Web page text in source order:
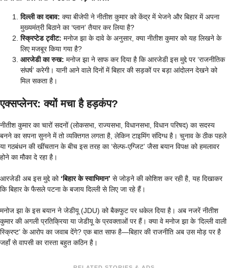
दिल्ली का दबाव: क्या बीजेपी ने नीतीश कुमार को केंद्र में भेजने और बिहार में अपना
मुख्यमंत्री बिठाने का ‘प्लान’ तैयार कर लिया है?
स्क्रिप्टेड ट्वीट: मनोज झा के दावे के अनुसार, क्या नीतीश कुमार को यह लिखने के
लिए मजबूर किया गया है?
आरजेडी का रुख: मनोज झा ने साफ कर दिया है कि आरजेडी इस मुद्दे पर ‘राजनीतिक
संघर्ष’ करेगी। यानी आने वाले दिनों में बिहार की सड़कों पर बड़ा आंदोलन देखने को
मिल सकता है।
एक्सप्लेनर: क्यों मचा है हड़कंप?
नीतीश कुमार का चारों सदनों (लोकसभा, राज्यसभा, विधानसभा, विधान परिषद) का सदस्य
बनने का सपना सुनने में तो व्यक्तिगत लगता है, लेकिन टाइमिंग संदिग्ध है। चुनाव के ठीक पहले
या गठबंधन की खींचतान के बीच इस तरह का ‘सेल्फ-एग्जिट’ जैसा बयान विपक्ष को हमलावर
होने का मौका दे रहा है।
आरजेडी अब इस मुद्दे को ‘बिहार के स्वाभिमान’ से जोड़ने की कोशिश कर रही है, यह दिखाकर
कि बिहार के फैसले पटना के बजाय दिल्ली से लिए जा रहे हैं।
मनोज झा के इस बयान ने जेडीयू (JDU) को बैकफुट पर धकेल दिया है। अब नजरें नीतीश
कुमार की अगली प्रतिक्रिया या जेडीयू के प्रवक्ताओं पर हैं। क्या वे मनोज झा के ‘दिल्ली वाली
स्क्रिप्ट’ के आरोप का जवाब देंगे? एक बात साफ है—बिहार की राजनीति अब उस मोड़ पर है
जहाँ से वापसी का रास्ता बहुत कठिन है।